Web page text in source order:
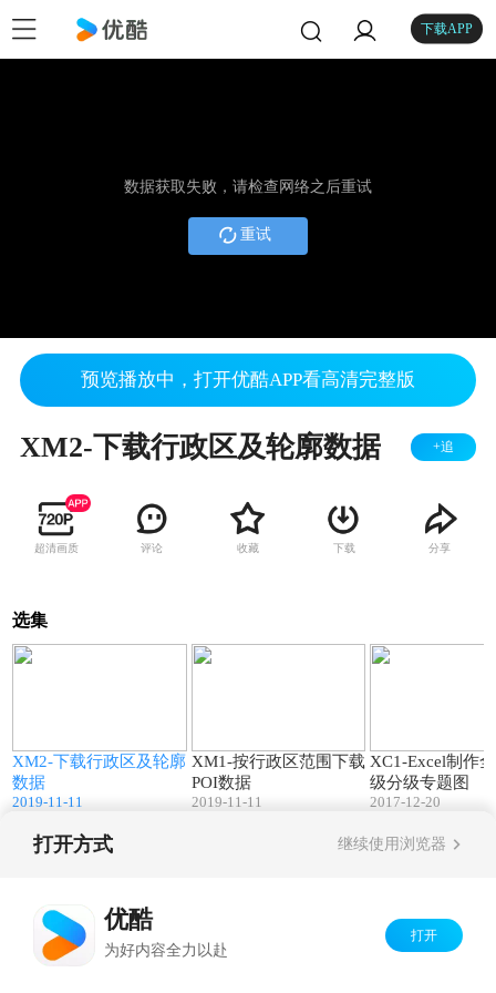
下载APP
数据获取失败，请检查网络之后重试
重试
预览播放中，打开优酷APP看高清完整版
XM2-下载行政区及轮廓数据 +追
超清画质 评论 收藏 下载 分享
选集
XM2-下载行政区及轮廓
数据
2019-11-11
XM1-按行政区范围下载
POI数据
2019-11-11
XC1-Excel制作
级分级专题图
2017-12-20
打开方式 继续使用浏览器
优酷
为好内容全力以赴
打开